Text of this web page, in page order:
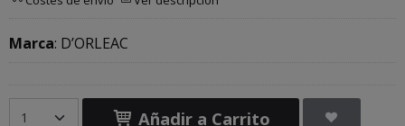
Marca: D’ORLEAC
Añadir a Carrito